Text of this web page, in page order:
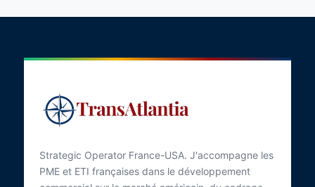
Strategic Operator France-USA. J'accompagne les
PME et ETI françaises dans le développement